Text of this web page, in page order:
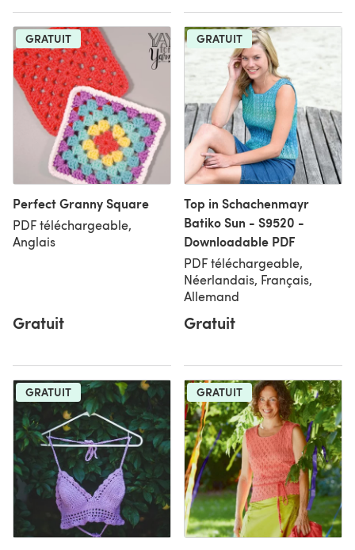
GRATUIT
Perfect Granny Square
PDF téléchargeable,
Anglais
Gratuit
GRATUIT
Top in Schachenmayr
Batiko Sun - S9520 -
Downloadable PDF
PDF téléchargeable,
Néerlandais, Français,
Allemand
Gratuit
GRATUIT GRATUIT